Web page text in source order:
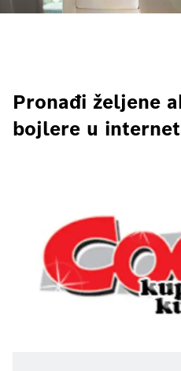
Pronađi željene
bojlere u